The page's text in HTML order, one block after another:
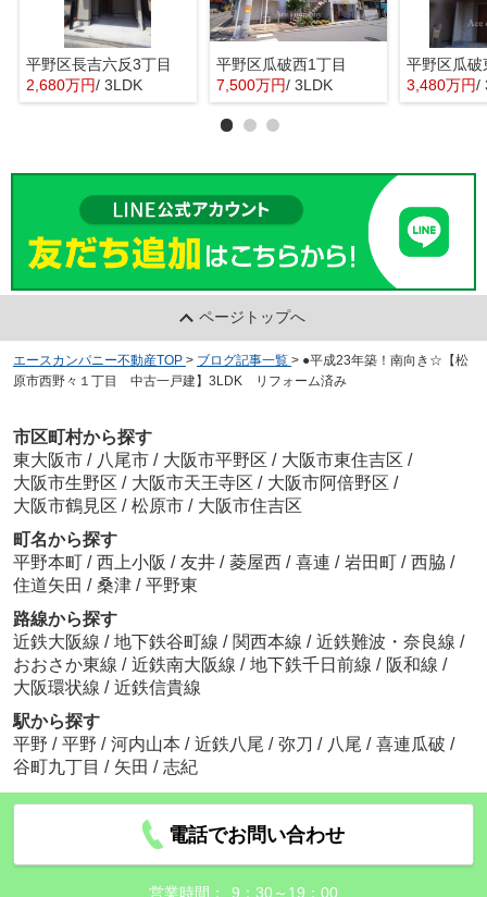
平野区長吉六反3丁目
2,680万円/ 3LDK
平野区瓜破西1丁目
7,500万円/ 3LDK
平野区瓜破
3,480万円/
ページトップへ
エースカンパニー不動産TOP > ブログ記事一覧 > ●平成23年築！南向き☆【松
原市西野々１丁目 中古一戸建】3LDK リフォーム済み
市区町村から探す
東大阪市 / 八尾市 / 大阪市平野区 / 大阪市東住吉区 /
大阪市生野区 / 大阪市天王寺区 / 大阪市阿倍野区 /
大阪市鶴見区 / 松原市 / 大阪市住吉区
町名から探す
平野本町 / 西上小阪 / 友井 / 菱屋西 / 喜連 / 岩田町 / 西脇 /
住道矢田 / 桑津 / 平野東
路線から探す
近鉄大阪線 / 地下鉄谷町線 / 関西本線 / 近鉄難波・奈良線 /
おおさか東線 / 近鉄南大阪線 / 地下鉄千日前線 / 阪和線 /
大阪環状線 / 近鉄信貴線
駅から探す
平野 / 平野 / 河内山本 / 近鉄八尾 / 弥刀 / 八尾 / 喜連瓜破 /
谷町九丁目 / 矢田 / 志紀
電話でお問い合わせ
営業時間： 9：30～19：00